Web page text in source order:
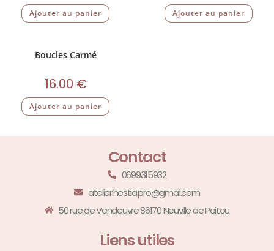
Ajouter au panier Ajouter au panier
Boucles Carmé
16.00 €
Ajouter au panier
Contact
0699315932
atelier.hestia.pro@gmail.com
50 rue de Vendeuvre 86170 Neuville de Poitou
Liens utiles